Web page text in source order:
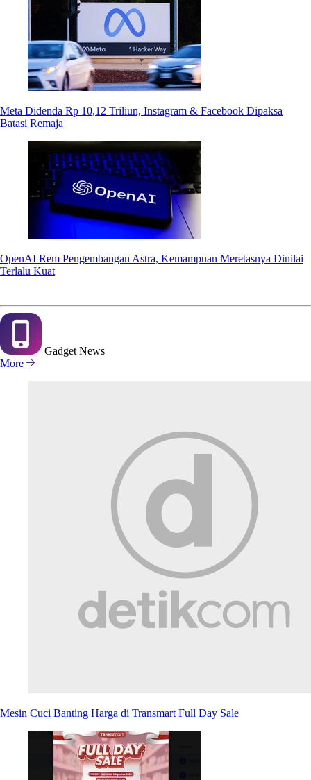
Meta Didenda Rp 10,12 Triliun, Instagram & Facebook Dipaksa
Batasi Remaja
OpenAI Rem Pengembangan Astra, Kemampuan Meretasnya Dinilai
Terlalu Kuat
Gadget News
More
Mesin Cuci Banting Harga di Transmart Full Day Sale